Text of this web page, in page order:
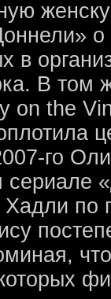
в
В том
on the
го
сериале
Хадли по